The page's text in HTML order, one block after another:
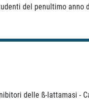
del penultimo anno
delle ß-lattamasi -